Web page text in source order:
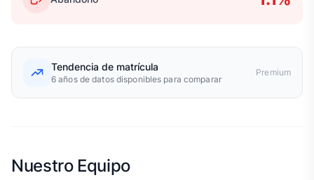
Tendencia de matrícula
6 años de datos disponibles para comparar
Premium
Nuestro Equipo